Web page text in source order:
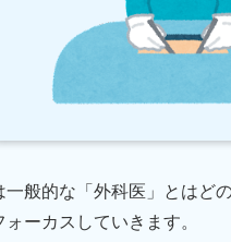
一般的な「外科医」とはど
ーカスしていきます。